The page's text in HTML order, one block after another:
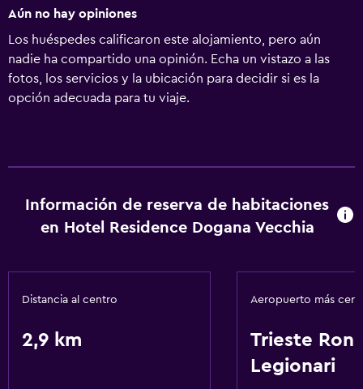
Aún no hay opiniones
Los huéspedes calificaron este alojamiento, pero aún
nadie ha compartido una opinión. Echa un vistazo a las
fotos, los servicios y la ubicación para decidir si es la
opción adecuada para tu viaje.
Información de reserva de habitaciones
en Hotel Residence Dogana Vecchia
Distancia al centro
2,9 km
Aeropuerto más
Trieste
Legionari